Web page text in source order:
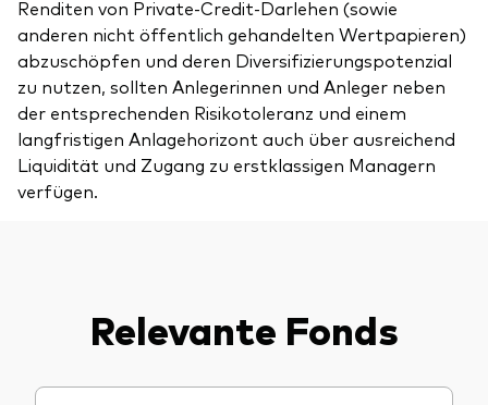
Renditen von Private-Credit-Darlehen (sowie
anderen nicht öffentlich gehandelten Wertpapieren)
abzuschöpfen und deren Diversifizierungspotenzial
zu nutzen, sollten Anlegerinnen und Anleger neben
der entsprechenden Risikotoleranz und einem
langfristigen Anlagehorizont auch über ausreichend
Liquidität und Zugang zu erstklassigen Managern
verfügen.
Relevante Fonds